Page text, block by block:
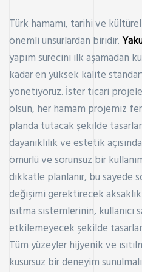
Türk hamamı, tarihi ve kültürel
önemli unsurlardan biridir.
yapım sürecini ilk aşamadan
kadar en yüksek kalite
yönetiyoruz. İster ticari
olsun, her hamam projemiz
planda tutacak şekilde
dayanıklılık ve estetik
ömürlü ve sorunsuz bir
dikkatle planlanır, bu sayede
değişimi gerektirecek
ısıtma sistemlerinin, kullanıcı
etkilemeyecek şekilde
Tüm yüzeyler hijyenik ve
kusursuz bir deneyim